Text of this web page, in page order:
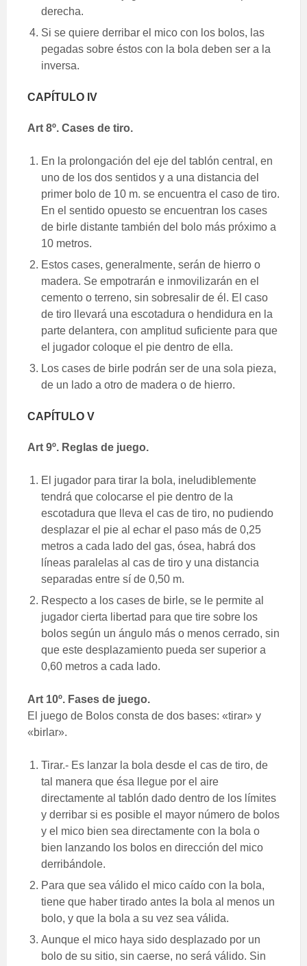
derecha.
Si se quiere derribar el mico con los bolos, las
pegadas sobre éstos con la bola deben ser a la
inversa.
CAPÍTULO IV
Art 8º. Cases de tiro.
En la prolongación del eje del tablón central, en
uno de los dos sentidos y a una distancia del
primer bolo de 10 m. se encuentra el caso de tiro.
En el sentido opuesto se encuentran los cases
de birle distante también del bolo más próximo a
10 metros.
Estos cases, generalmente, serán de hierro o
madera. Se empotrarán e inmovilizarán en el
cemento o terreno, sin sobresalir de él. El caso
de tiro llevará una escotadura o hendidura en la
parte delantera, con amplitud suficiente para que
el jugador coloque el pie dentro de ella.
Los cases de birle podrán ser de una sola pieza,
de un lado a otro de madera o de hierro.
CAPÍTULO V
Art 9º. Reglas de juego.
El jugador para tirar la bola, ineludiblemente
tendrá que colocarse el pie dentro de la
escotadura que lleva el cas de tiro, no pudiendo
desplazar el pie al echar el paso más de 0,25
metros a cada lado del gas, ósea, habrá dos
líneas paralelas al cas de tiro y una distancia
separadas entre sí de 0,50 m.
Respecto a los cases de birle, se le permite al
jugador cierta libertad para que tire sobre los
bolos según un ángulo más o menos cerrado, sin
que este desplazamiento pueda ser superior a
0,60 metros a cada lado.
Art 10º. Fases de juego.
El juego de Bolos consta de dos bases: «tirar» y
«birlar».
Tirar.- Es lanzar la bola desde el cas de tiro, de
tal manera que ésa llegue por el aire
directamente al tablón dado dentro de los límites
y derribar si es posible el mayor número de bolos
y el mico bien sea directamente con la bola o
bien lanzando los bolos en dirección del mico
derribándole.
Para que sea válido el mico caído con la bola,
tiene que haber tirado antes la bola al menos un
bolo, y que la bola a su vez sea válida.
Aunque el mico haya sido desplazado por un
bolo de su sitio, sin caerse, no será válido. Sin